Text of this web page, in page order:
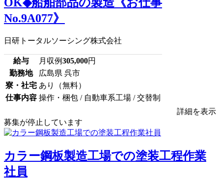
No.9A077》
日研トータルソーシング株式会社
給与 月収例305,000円
勤務地
広島県 呉市
寮・社宅 あり（無料）
仕事内容 操作・梱包 / 自動車系工場 / 交替制
詳細を表示
募集が停止しています
カラー鋼板製造工場での塗装工程作業
社員